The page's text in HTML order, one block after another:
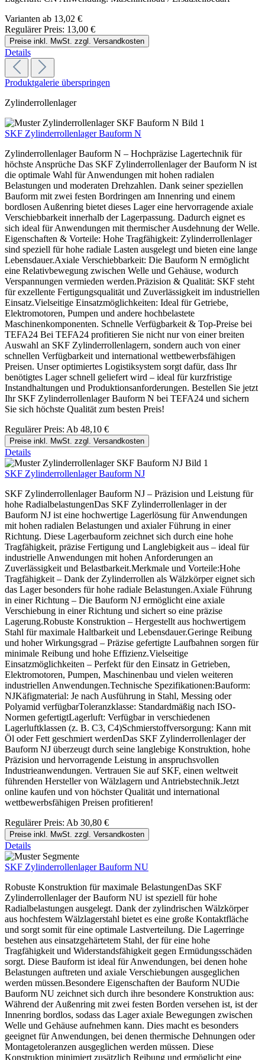
Varianten ab 13,02 €
Regulärer Preis: 13,00 €
Preise inkl. MwSt. zzgl. Versandkosten
Details
Produktgalerie überspringen
Zylinderrollenlager
SKF Zylinderrollenlager Bauform N
Zylinderrollenlager Bauform N – Hochpräzise Lagertechnik für
höchste Ansprüche Das SKF Zylinderrollenlager der Bauform N ist
die optimale Wahl für Anwendungen mit hohen radialen
Belastungen und moderaten Drehzahlen. Dank seiner speziellen
Bauform mit zwei festen Bordringen am Innenring und einem
bordlosen Außenring bietet dieses Lager eine hervorragende axiale
Verschiebbarkeit innerhalb der Lagerpassung. Dadurch eignet es
sich ideal für Anwendungen mit thermischer Ausdehnung der Welle.
Eigenschaften & Vorteile: Hohe Tragfähigkeit: Zylinderrollenlager
sind speziell für hohe radiale Lasten ausgelegt und bieten eine lange
Lebensdauer.Axiale Verschiebbarkeit: Die Bauform N ermöglicht
eine Relativbewegung zwischen Welle und Gehäuse, wodurch
Verspannungen vermieden werden.Präzision & Qualität: SKF steht
für exzellente Fertigungsqualität und Zuverlässigkeit im industriellen
Einsatz.Vielseitige Einsatzmöglichkeiten: Ideal für Getriebe,
Elektromotoren, Pumpen und andere hochbelastete
Maschinenkomponenten. Schnelle Verfügbarkeit & Top-Preise bei
TEFA24 Bei TEFA24 profitieren Sie nicht nur von einer breiten
Auswahl an SKF Zylinderrollenlagern, sondern auch von einer
schnellen Verfügbarkeit und international wettbewerbsfähigen
Preisen. Unser optimiertes Logistiksystem sorgt dafür, dass Ihr
benötigtes Lager schnell geliefert wird – ideal für kurzfristige
Instandhaltungen und Produktionsanforderungen. Bestellen Sie jetzt
Ihr SKF Zylinderrollenlager Bauform N bei TEFA24 und sichern
Sie sich höchste Qualität zum besten Preis!
Regulärer Preis: Ab 48,10 €
Preise inkl. MwSt. zzgl. Versandkosten
Details
SKF Zylinderrollenlager Bauform NJ
SKF Zylinderrollenlager Bauform NJ – Präzision und Leistung für
hohe RadialbelastungenDas SKF Zylinderrollenlager in der
Bauform NJ ist eine hochwertige Lagerlösung für Anwendungen
mit hohen radialen Belastungen und axialer Führung in einer
Richtung. Diese Lagerbauform zeichnet sich durch eine hohe
Tragfähigkeit, präzise Fertigung und Langlebigkeit aus – ideal für
industrielle Anwendungen mit hohen Anforderungen an
Zuverlässigkeit und Belastbarkeit.Merkmale und Vorteile:Hohe
Tragfähigkeit – Dank der Zylinderrollen als Wälzkörper eignet sich
das Lager besonders für hohe radiale Belastungen.Axiale Führung
in einer Richtung – Die Bauform NJ ermöglicht eine axiale
Verschiebung in einer Richtung und sichert so eine präzise
Lagerung.Robuste Konstruktion – Hergestellt aus hochwertigem
Stahl für maximale Haltbarkeit und Lebensdauer.Geringe Reibung
und hoher Wirkungsgrad – Präzise gefertigte Laufbahnen sorgen für
minimale Reibung und hohe Effizienz.Vielseitige
Einsatzmöglichkeiten – Perfekt für den Einsatz in Getrieben,
Elektromotoren, Pumpen, Maschinenbau und vielen weiteren
industriellen Anwendungen.Technische Spezifikationen:Bauform:
NJKäfigmaterial: Je nach Ausführung in Stahl, Messing oder
Polyamid verfügbarToleranzklasse: Standardmäßig nach ISO-
Normen gefertigtLagerluft: Verfügbar in verschiedenen
Lagerluftklassen (z. B. C3, C4)Schmierstoffversorgung: Kann mit
Öl oder Fett geschmiert werdenDas SKF Zylinderrollenlager der
Bauform NJ überzeugt durch seine langlebige Konstruktion, hohe
Präzision und hervorragende Leistung in anspruchsvollen
Industrieanwendungen. Vertrauen Sie auf SKF, einen weltweit
führenden Hersteller von Wälzlagern und Antriebstechnik.Jetzt
online kaufen und von höchster Qualität und international
wettbewerbsfähigen Preisen profitieren!
Regulärer Preis: Ab 30,80 €
Preise inkl. MwSt. zzgl. Versandkosten
Details
SKF Zylinderrollenlager Bauform NU
Robuste Konstruktion für maximale BelastungenDas SKF
Zylinderrollenlager der Bauform NU ist speziell für hohe
Radialbelastungen ausgelegt. Dank der zylindrischen Wälzkörper
aus hochfestem Wälzlagerstahl bietet es eine große Kontaktfläche
und sorgt somit für eine optimale Lastverteilung. Die Lagerringe
bestehen aus einsatzgehärtetem Stahl, der für eine hohe
Tragfähigkeit und Widerstandsfähigkeit gegen Ermüdungsschäden
sorgt. Diese Bauform ist ideal für Anwendungen, bei denen hohe
Belastungen auftreten und axiale Verschiebungen ausgeglichen
werden müssen.Besondere Eigenschaften der Bauform NUDie
Bauform NU zeichnet sich durch ihre besondere Konstruktion aus:
Während der Außenring mit zwei festen Borden versehen ist, ist der
Innenring bordlos, sodass das Lager axiale Bewegungen zwischen
Welle und Gehäuse aufnehmen kann. Dies macht es besonders
geeignet für Anwendungen, bei denen thermische Dehnungen oder
Montagetoleranzen ausgeglichen werden müssen. Diese
Konstruktion minimiert zusätzlich Reibung und ermöglicht eine